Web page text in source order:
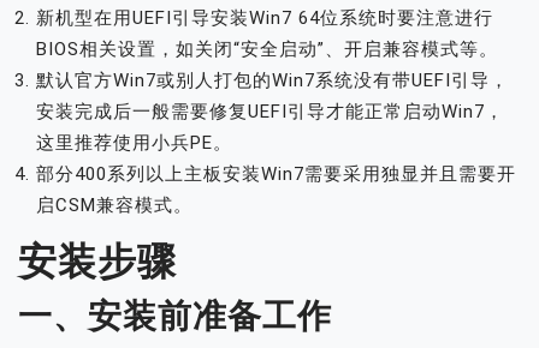
新机型在用UEFI引导安装Win7 64位系统时要注意进行
BIOS相关设置，如关闭“安全启动”、开启兼容模式等。
默认官方Win7或别人打包的Win7系统没有带UEFI引导，
安装完成后一般需要修复UEFI引导才能正常启动Win7，
这里推荐使用小兵PE。
部分400系列以上主板安装Win7需要采用独显并且需要开
启CSM兼容模式。
安装步骤
一、安装前准备工作